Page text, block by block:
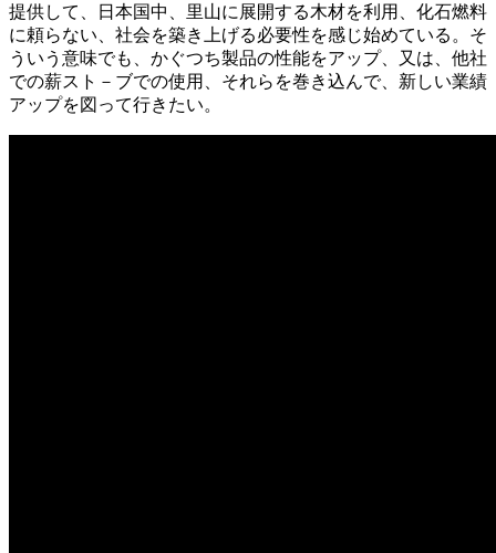
提供して、日本国中、里山に展開する木材を利用、化石燃料
に頼らない、社会を築き上げる必要性を感じ始めている。そ
ういう意味でも、かぐつち製品の性能をアップ、又は、他社
での薪スト－ブでの使用、それらを巻き込んで、新しい業績
アップを図って行きたい。